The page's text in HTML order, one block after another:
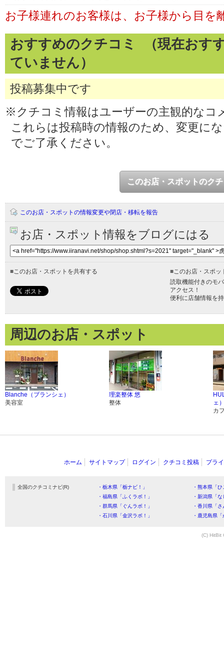
お子様連れのお客様は、お子様から目を
おすすめのクチコミ （現在おす
ていません）
投稿募集中です
※クチコミ情報はユーザーの主観的なコ
これらは投稿時の情報のため、変更に
でご了承ください。
このお店・スポットのク
このお店・スポットの情報変更や閉店・移転を報告
お店・スポット情報をブログにはる
■このお店・スポットを共有する ■このお店・スポッ
読取機能付きのモ
アクセス！
便利に店舗情報を
周辺のお店・スポット
Blanche（ブランシェ）
美容室
理楽整体 悠
整体
ェ
カ
ホーム サイトマップ ログイン クチコミ投稿 プラ
全国のクチコミナビ(R) ・栃木県「栃ナビ！」
・熊本県「
・福島県「ふくラボ！」
・新潟県「
・群馬県「ぐんラボ！」
・香川県「
・石川県「金沢ラボ！」
・鹿児島県
(C) HitBit